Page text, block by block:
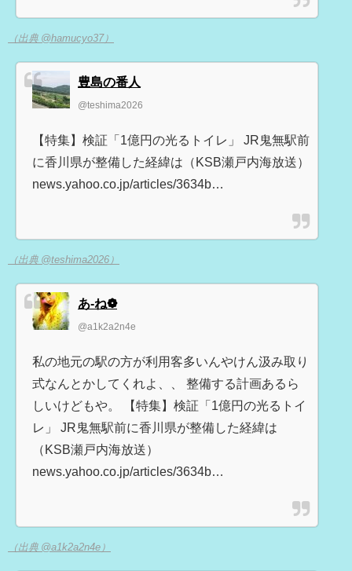
（出典 @hamucyo37）
豊島の番人
@teshima2026
【特集】検証「1億円の光るトイレ」 JR鬼無駅前
に香川県が整備した経緯は（KSB瀬戸内海放送）
news.yahoo.co.jp/articles/3634b…
（出典 @teshima2026）
あ-ね❁
@a1k2a2n4e
私の地元の駅の方が利用客多いんやけん汲み取り
式なんとかしてくれよ、、 整備する計画あるら
しいけどもや。 【特集】検証「1億円の光るトイ
レ」 JR鬼無駅前に香川県が整備した経緯は
（KSB瀬戸内海放送）
news.yahoo.co.jp/articles/3634b…
（出典 @a1k2a2n4e）